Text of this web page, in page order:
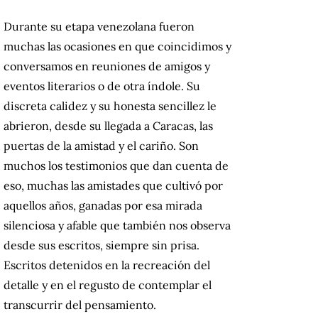
Durante su etapa venezolana fueron
muchas las ocasiones en que coincidimos y
conversamos en reuniones de amigos y
eventos literarios o de otra índole. Su
discreta calidez y su honesta sencillez le
abrieron, desde su llegada a Caracas, las
puertas de la amistad y el cariño. Son
muchos los testimonios que dan cuenta de
eso, muchas las amistades que cultivó por
aquellos años, ganadas por esa mirada
silenciosa y afable que también nos observa
desde sus escritos, siempre sin prisa.
Escritos detenidos en la recreación del
detalle y en el regusto de contemplar el
transcurrir del pensamiento.